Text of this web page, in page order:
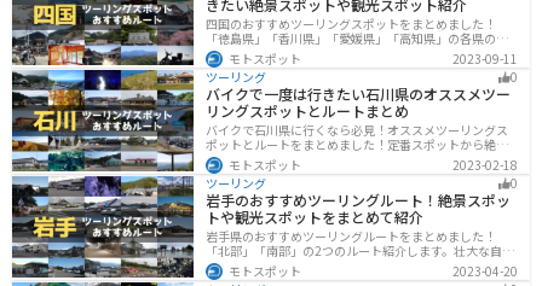
きたい絶景スポットや観光スポット紹介
四国のおすすめツーリングスポットをまとめました！
「徳島県」「香川県」「愛媛県」「高知県」の各県の観
光地紹介します。自然豊かな山々や湖、温泉地が点在
し、四季折々の景色を楽しめるスポットが多数ありま
す。バイクで四国にツーリングに行く際は参考にしてく
ださい。
モトスポット
2023-09-11
ツーリング
0
バイクで一度は行きたい石川県のオススメツー
リングスポットとルートまとめ
バイクで石川県に行くなら必見！オススメツーリングス
ポットとルートをまとめました！定番スポットから絶景
スポット、温泉、海、グルメなど様々なジャンルで楽し
めます。バイクで石川ツーリングに行こうと思っている
人は、参考にしてください。
モトスポット
2023-02-18
ツーリング
0
岩手のおすすめツーリングルート！絶景スポッ
トや観光スポットをまとめて紹介
岩手県のおすすめツーリングルートをまとめました！
「北部」「南部」の2つのルート紹介します。壮大な自然
や歴史的な観光スポットが多く存在するので楽しめま
す。バイクで岩手県にツーリングに行く際は参考にして
モトスポット
2023-04-20